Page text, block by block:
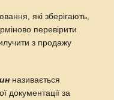
які зберігають,
перевірити
з продажу
називається
документації за